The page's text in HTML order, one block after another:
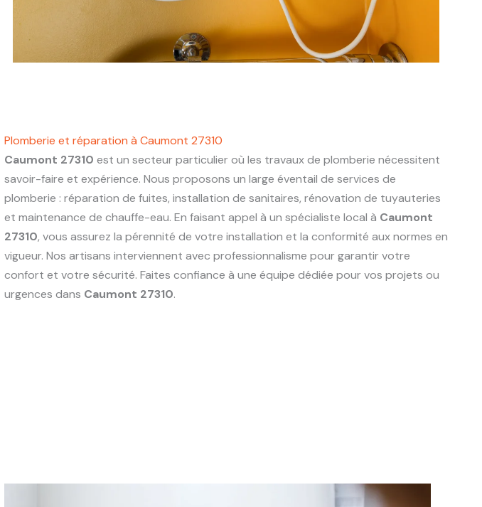
Plomberie et réparation à Caumont 27310
Caumont 27310 est un secteur particulier où les travaux de plomberie nécessitent
savoir-faire et expérience. Nous proposons un large éventail de services de
plomberie : réparation de fuites, installation de sanitaires, rénovation de tuyauteries
et maintenance de chauffe-eau. En faisant appel à un spécialiste local à Caumont
27310, vous assurez la pérennité de votre installation et la conformité aux normes en
vigueur. Nos artisans interviennent avec professionnalisme pour garantir votre
confort et votre sécurité. Faites confiance à une équipe dédiée pour vos projets ou
urgences dans Caumont 27310.